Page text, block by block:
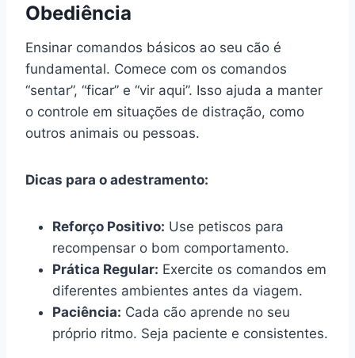
Obediência
Ensinar comandos básicos ao seu cão é
fundamental. Comece com os comandos
“sentar”, “ficar” e “vir aqui”. Isso ajuda a manter
o controle em situações de distração, como
outros animais ou pessoas.
Dicas para o adestramento:
Reforço Positivo: Use petiscos para
recompensar o bom comportamento.
Prática Regular: Exercite os comandos em
diferentes ambientes antes da viagem.
Paciência: Cada cão aprende no seu
próprio ritmo. Seja paciente e consistentes.